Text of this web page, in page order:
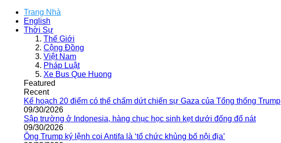
Trang Nhà
English
Thời Sự
Thế Giới
Cộng Đồng
Việt Nam
Pháp Luật
Xe Bus Que Huong
Featured
Recent
Kế hoạch 20 điểm có thể chấm dứt chiến sự Gaza của Tổng thống Trump
09/30/2026
Sập trường ở Indonesia, hàng chục học sinh kẹt dưới đống đổ nát
09/30/2026
Ông Trump ký lệnh coi Antifa là ‘tổ chức khủng bố nội địa’